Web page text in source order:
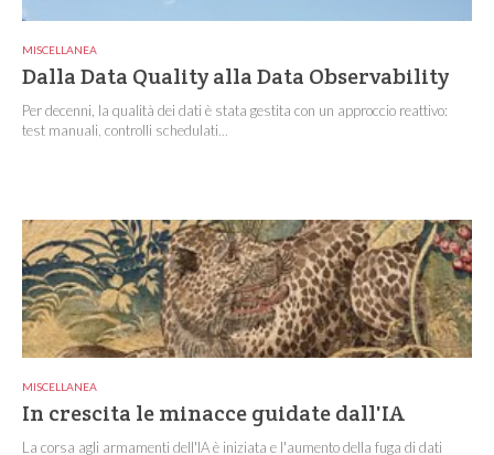
MISCELLANEA
Dalla Data Quality alla Data Observability
Per decenni, la qualità dei dati è stata gestita con un approccio reattivo:
test manuali, controlli schedulati...
MISCELLANEA
In crescita le minacce guidate dall'IA
La corsa agli armamenti dell'IA è iniziata e l'aumento della fuga di dati